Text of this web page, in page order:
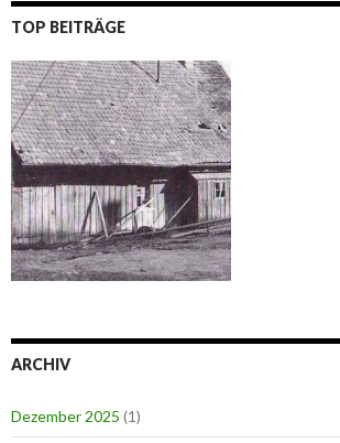
TOP BEITRÄGE
ARCHIV
Dezember 2025 (1)